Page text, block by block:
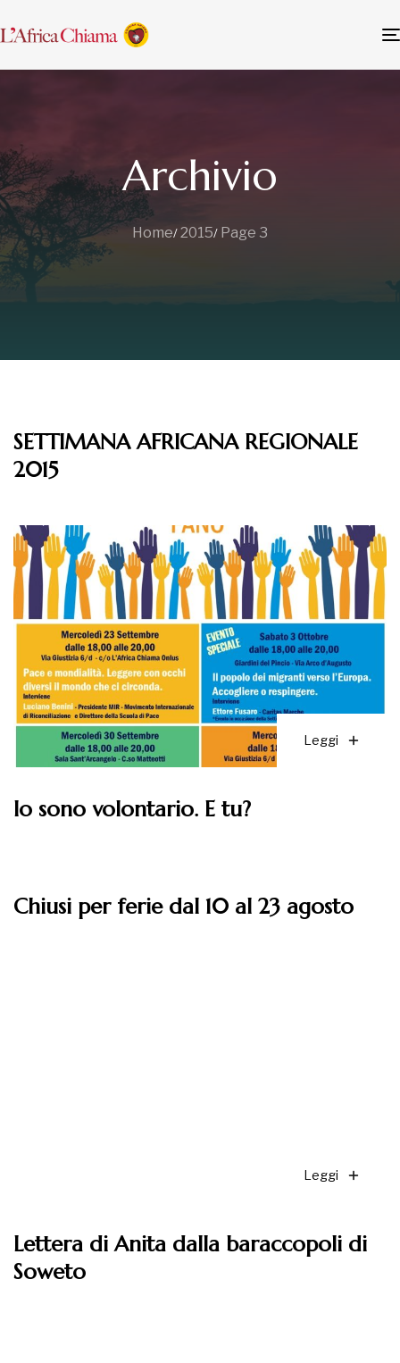
Archivio
Home 2015 Page 3
SETTIMANA AFRICANA REGIONALE
2015
Leggi
Io sono volontario. E tu?
Chiusi per ferie dal 10 al 23 agosto
Leggi
Lettera di Anita dalla baraccopoli di
Soweto